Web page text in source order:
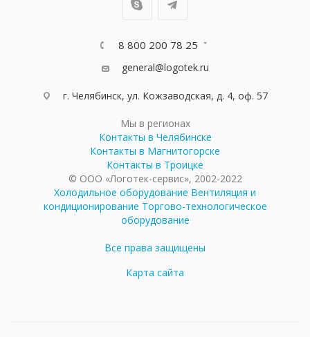
8 800 200 78 25
general@logotek.ru
г. Челябинск, ул. Кожзаводская, д. 4, оф. 57
Мы в регионах
Контакты в Челябинске
Контакты в Магнитогорске
Контакты в Троицке
© ООО «Логотек-сервис», 2002-2022
Холодильное оборудование Вентиляция и
кондиционирование Торгово-технологическое
оборудование
Все права защищены
Карта сайта